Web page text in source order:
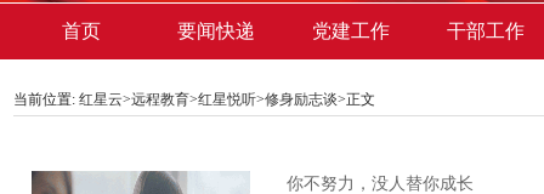
首页 要闻快递 党建工作 干部工作
当前位置: 红星云>远程教育>红星悦听>修身励志谈>正文
你不努力，没人替你成长